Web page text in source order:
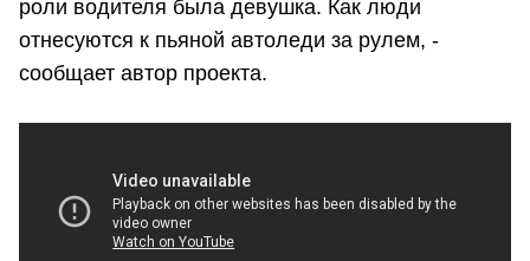
роли водителя была девушка. Как люди
отнесуются к пьяной автоледи за рулем, -
сообщает автор проекта.